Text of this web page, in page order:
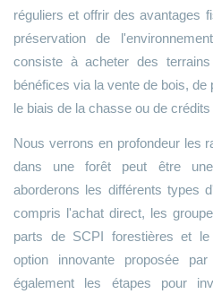
réguliers et offrir des avantages
préservation de
consiste à acheter des
bénéfices via la vente de bois,
le biais de la chasse ou de
Nous verrons en profondeur les
dans une forêt peut être
aborderons les différents types
compris l'achat direct, les
parts de SCPI forestières et le
option innovante proposée
également les étapes pour